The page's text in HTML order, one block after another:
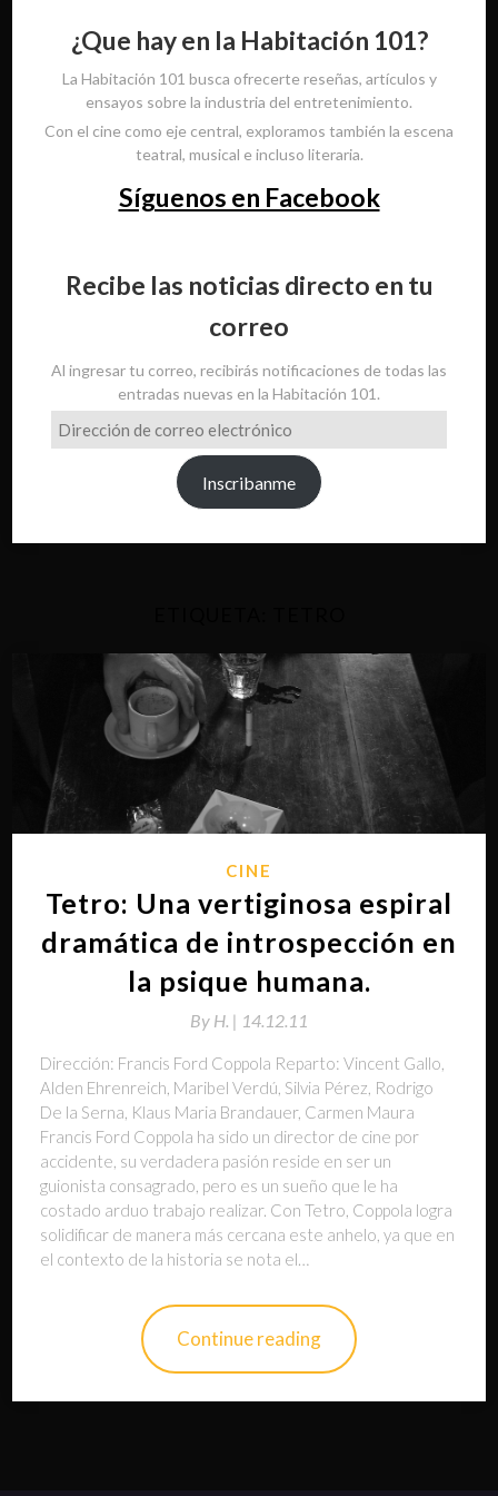
¿Que hay en la Habitación 101?
La Habitación 101 busca ofrecerte reseñas, artículos y
ensayos sobre la industria del entretenimiento.
Con el cine como eje central, exploramos también la escena
teatral, musical e incluso literaria.
Síguenos en Facebook
Recibe las noticias directo en tu
correo
Al ingresar tu correo, recibirás notificaciones de todas las
entradas nuevas en la Habitación 101.
Dirección
de
Inscribanme
CINE
Tetro: Una vertiginosa espiral
dramática de introspección en
la psique humana.
By H. | 14.12.11
Dirección: Francis Ford Coppola Reparto: Vincent Gallo,
Alden Ehrenreich, Maribel Verdú, Silvia Pérez, Rodrigo
De la Serna, Klaus Maria Brandauer, Carmen Maura
Francis Ford Coppola ha sido un director de cine por
accidente, su verdadera pasión reside en ser un
guionista consagrado, pero es un sueño que le ha
costado arduo trabajo realizar. Con Tetro, Coppola logra
solidificar de manera más cercana este anhelo, ya que en
el contexto de la historia se nota el…
Continue reading